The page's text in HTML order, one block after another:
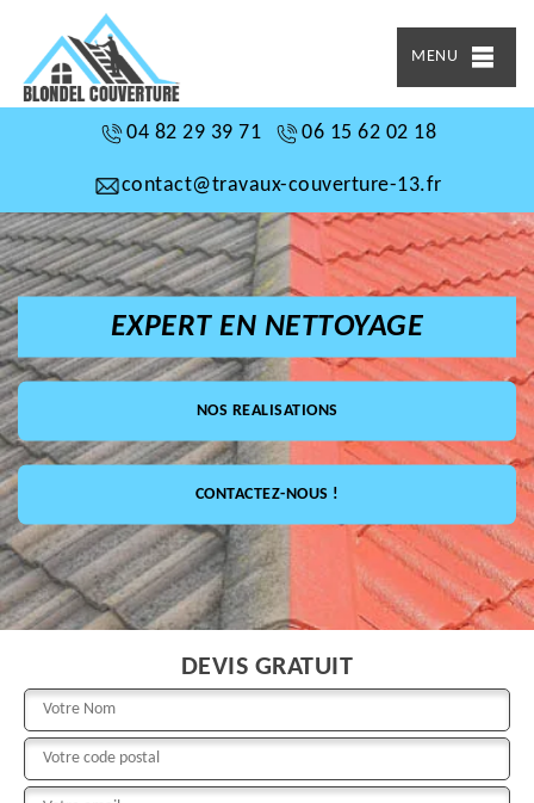
MENU
04 82 29 39 71 06 15 62 02 18
contact@travaux-couverture-13.fr
EXPERT EN NETTOYAGE
NOS REALISATIONS
CONTACTEZ-NOUS !
DEVIS GRATUIT